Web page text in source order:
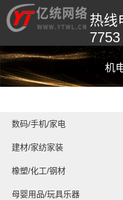
热线
7753
机
数码/手机/家电
建材/家纺家装
橡塑/化工/钢材
母婴用品/玩具乐器